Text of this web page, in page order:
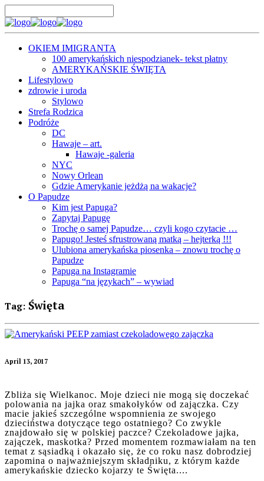
OKIEM IMIGRANTA
100 amerykańskich niespodzianek- tekst płatny
AMERYKAŃSKIE ŚWIĘTA
Lifestylowo
zdrowie i uroda
Stylowo
Strefa Rodzica
Podróże
DC
Hawaje – art.
Hawaje -galeria
NYC
Nowy Orlean
Gdzie Amerykanie jeżdżą na wakacje?
O Papudze
Kim jest Papuga?
Zapytaj Papugę
Trochę o samej Papudze… czyli kogo czytacie …
Papugo! Jesteś sfrustrowaną matką – hejterką !!!
Ulubiona amerykańska piosenka – znowu trochę o
Papudze
Papuga na Instagramie
Papuga “na językach” – wywiad
Tag: Święta
April 13, 2017
Zbliża się Wielkanoc. Moje dzieci nie mogą się doczekać
polowania na jajka oraz smakołyków od zajączka. Czy
macie jakieś szczególne wspomnienia ze swojego
dzieciństwa dotyczące tego ostatniego? Co zwykle
znajdowało się w polskiej paczce? Czekoladowe jajka,
zajączek, maskotka? Przed momentem rozmawiałam na ten
temat z sąsiadką i okazało się, że co roku nasz dobrodziej
zapomina o najważniejszym składniku, z którym każde
amerykańskie dziecko kojarzy te Święta....